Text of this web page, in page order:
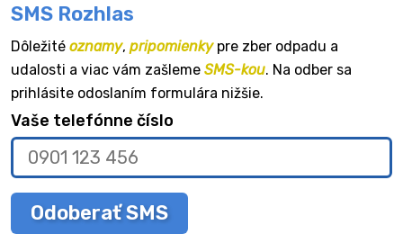
SMS Rozhlas
Dôležité oznamy, pripomienkypre zber odpadu a
udalosti a viac vám zašleme SMS-kou. Na odber sa
prihlásite odoslaním formulára nižšie.
Vaše telefónne číslo
Odoberať SMS